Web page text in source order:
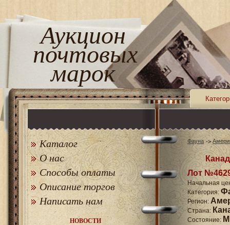
Аукцион
почтовых
марок
Каталог
О нас
Способы оплаты
Описание торгов
Написать нам
НОВОСТИ
Фауна
Лот
Начальная
Категория:
Регион:
Страна:
Состояние: